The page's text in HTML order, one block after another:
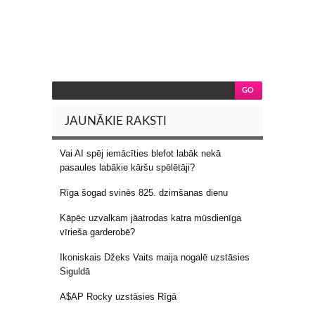
JAUNĀKIE RAKSTI
Vai AI spēj iemācīties blefot labāk nekā
pasaules labākie kāršu spēlētāji?
Rīga šogad svinēs 825. dzimšanas dienu
Kāpēc uzvalkam jāatrodas katra mūsdienīga
vīrieša garderobē?
Ikoniskais Džeks Vaits maija nogalē uzstāsies
Siguldā
A$AP Rocky uzstāsies Rīgā